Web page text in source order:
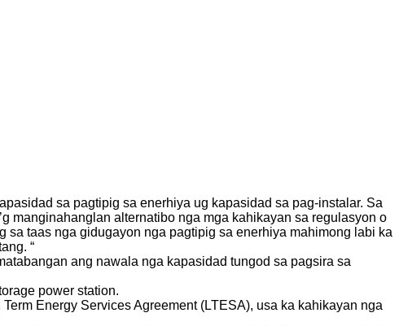
sa pagtipig sa enerhiya ug kapasidad sa pag-instalar. Sa
manginahanglan alternatibo nga mga kahikayan sa regulasyon o
taas nga gidugayon nga pagtipig sa enerhiya mahimong labi ka
“
ang nawala nga kapasidad tungod sa pagsira sa
power station.
Energy Services Agreement (LTESA), usa ka kahikayan nga